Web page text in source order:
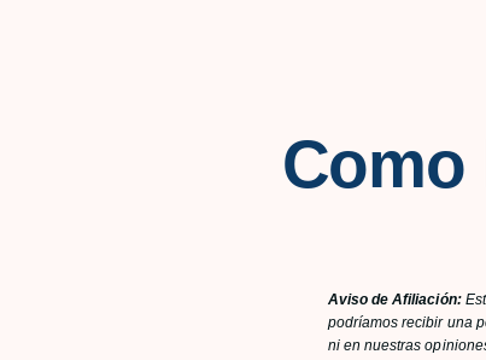
Como
Aviso de Afiliación:
podríamos recibir una
ni en nuestras